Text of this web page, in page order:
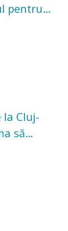
pentru
la Cluj-
să
an